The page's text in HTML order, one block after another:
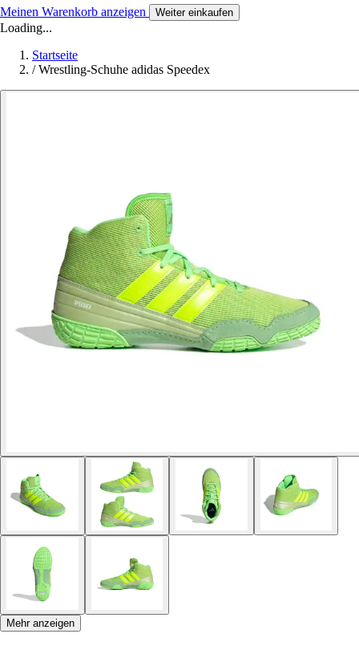
Meinen Warenkorb anzeigen Weiter einkaufen
Loading...
Startseite
/ Wrestling-Schuhe adidas Speedex
Mehr anzeigen